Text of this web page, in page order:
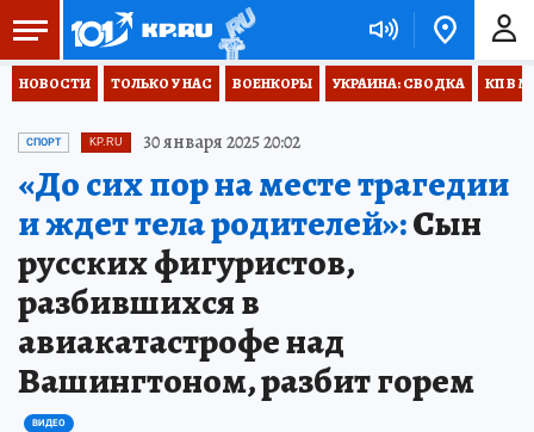
НОВОСТИ ТОЛЬКО У НАС ВОЕНКОРЫ УКРАИНА: СВОДКА КП В
СПОРТ KP.RU 30 января 2025 20:02
«До сих пор на месте трагедии
и ждет тела родителей»:Сын
русских фигуристов,
разбившихся в
авиакатастрофе над
Вашингтоном, разбит горем
ВИДЕО